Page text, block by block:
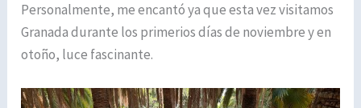
Personalmente, me encantó ya que esta vez visitamos
Granada durante los primerios días de noviembre y en
otoño, luce fascinante.